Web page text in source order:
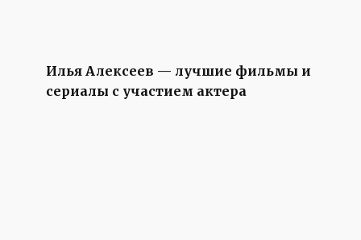
Илья Алексеев — лучшие фильмы и
сериалы с участием актера